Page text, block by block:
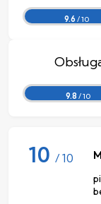
9.6 / 10
9.8 / 10
10 / 10